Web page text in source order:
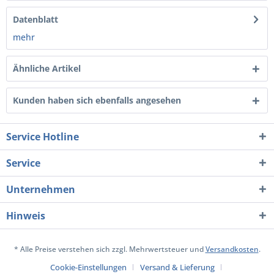
Datenblatt
mehr
Ähnliche Artikel
Kunden haben sich ebenfalls angesehen
Service Hotline
Service
Unternehmen
Hinweis
* Alle Preise verstehen sich zzgl. Mehrwertsteuer undVersandkosten.
Cookie-Einstellungen Versand & Lieferung